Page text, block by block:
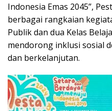
Indonesia Emas 2045”,
berbagai rangkaian
Publik dan dua Kelas
mendorong inklusi sosial
dan berkelanjutan.